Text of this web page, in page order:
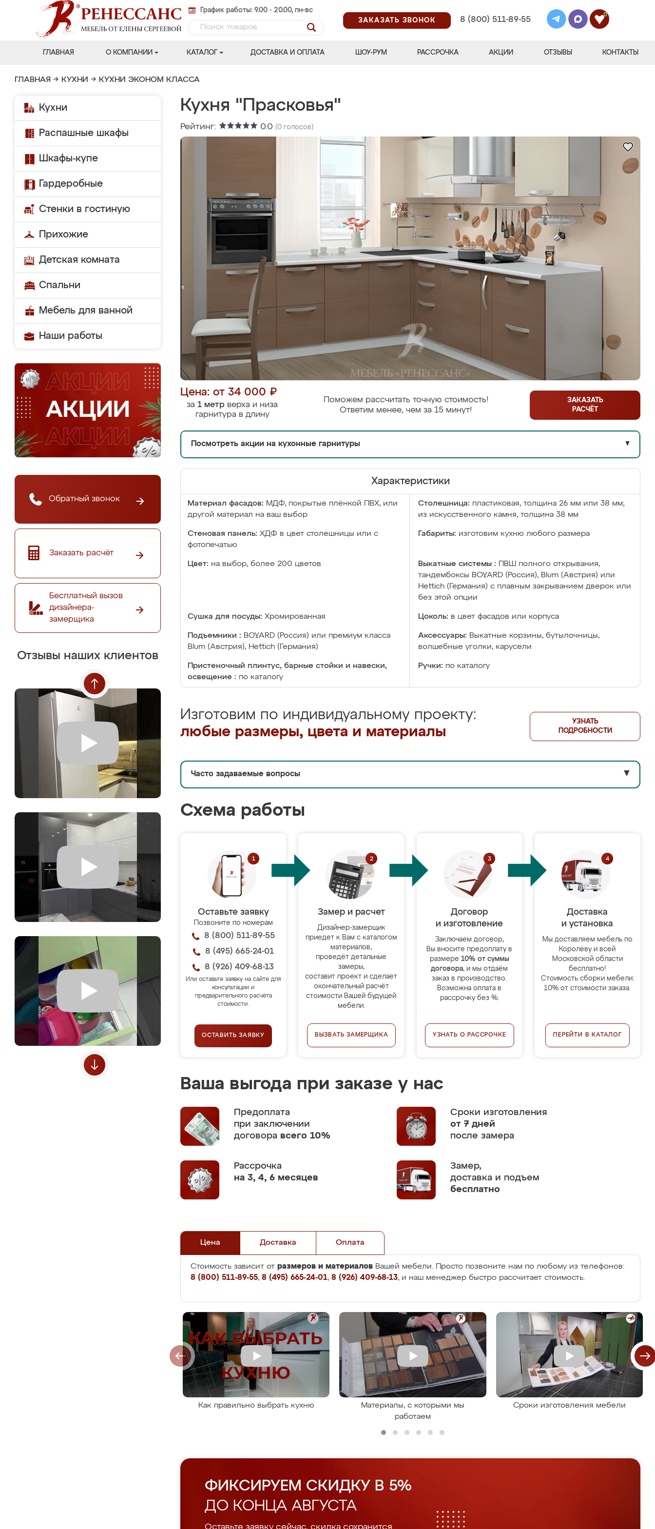
График работы: 9.00 - 20.00, пн-вс
ЗАКАЗАТЬ ЗВОНОК
8 (800) 511-89-55
0
ГЛАВНАЯ О КОМПАНИИ КАТАЛОГ ДОСТАВКА И ОПЛАТА ШОУ-РУМ РАССРОЧКА АКЦИИ ОТЗЫВЫ КОНТАКТЫ
ГЛАВНАЯ → КУХНИ → КУХНИ ЭКОНОМ КЛАССА
Кухни
Распашные шкафы
Шкафы-купе
Гардеробные
Стенки в гостиную
Прихожие
Детская комната
Спальни
Мебель для ванной
Наши работы
Обратный звонок
Заказать расчёт
Бесплатный вызов
дизайнера-
замерщика
Отзывы наших клиентов
Кухня "Прасковья"
Рейтинг: 0.0 (0 голосов)
Цена: от 34 000 ₽
за 1 метр верха и низа
гарнитура в длину
Поможем рассчитать точную стоимость!
Ответим менее, чем за 15 минут!
ЗАКАЗАТЬ
РАСЧЁТ
Посмотреть акции на кухонные гарнитуры ▼
Характеристики
Материал фасадов: МДФ, покрытые плёнкой ПВХ, или
другой материал на ваш выбор
Столешница: пластиковая, толщина 26 мм или 38 мм;
из искусственного камня, толщина 38 мм
Стеновая панель: ХДФ в цвет столешницы или с
фотопечатью
Габариты: изготовим кухню любого размера
Цвет: на выбор, более 200 цветов Выкатные системы :
ПВШ полного открывания,
тандембоксы BOYARD (Россия), Blum (Австрия) или
Hettich (Германия) с плавным закрыванием дверок или
без этой опции
Сушка для посуды: Хромированная Цоколь: в цвет фасадов или корпуса
Подъемники : BOYARD (Россия) или премиум класса
Blum (Австрия), Hettich (Германия)
Аксессуары: Выкатные корзины, бутылочницы,
волшебные уголки, карусели
Пристеночный плинтус, барные стойки и навески,
освещение : по каталогу
Ручки: по каталогу
Изготовим по индивидуальному проекту:
любые размеры, цвета и материалы
УЗНАТЬ
ПОДРОБНОСТИ
Часто задаваемые вопросы ▼
Схема работы
Оставьте заявку
Позвоните по номерам
8 (800) 511-89-55
8 (495) 665-24-01
8 (926) 409-68-13
Или оставьте заявку на сайте для
консультации и
предварительного расчёта
стоимости.
ОСТАВИТЬ ЗАЯВКУ
Замер и расчет
Дизайнер-замерщик
приедет к Вам с каталогом
материалов,
проведёт детальные
замеры,
составит проект и сделает
окончательный расчёт
стоимости Вашей будущей
мебели.
ВЫЗВАТЬ ЗАМЕРЩИКА
Договор
и изготовление
Заключаем договор,
Вы вносите предоплату в
размере 10% от суммы
договора, и мы отдаём
заказ в производство.
Возможна оплата в
рассрочку без %.
УЗНАТЬ О РАССРОЧКЕ
Доставка
и установка
Мы доставляем мебель по
Королёву и всей
Московской области
бесплатно!
Стоимость сборки мебели:
10% от стоимости заказа.
ПЕРЕЙТИ В КАТАЛОГ
Ваша выгода при заказе у нас
Предоплата
при заключении
договора всего 10%
Сроки изготовления
от 7 дней
после замера
Рассрочка
на 3, 4, 6 месяцев
Замер,
доставка и подъем
бесплатно
Цена Доставка Оплата
Стоимость зависит от размеров и материалов Вашей мебели. Просто позвоните нам по любому из телефонов:
8 (800) 511-89-55, 8 (495) 665-24-01, 8 (926) 409-68-13, и наш менеджер быстро рассчитает стоимость.
Как правильно выбрать кухню
Материалы, с которыми мы
работаем
Сроки изготовления мебели
ФИКСИРУЕМ СКИДКУ В 5%
ДО КОНЦА АВГУСТА
Оставьте заявку сейчас, скидка сохранится.